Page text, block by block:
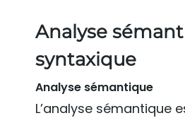
Analyse
syntaxique
Analyse sémantique
L’analyse sémantique